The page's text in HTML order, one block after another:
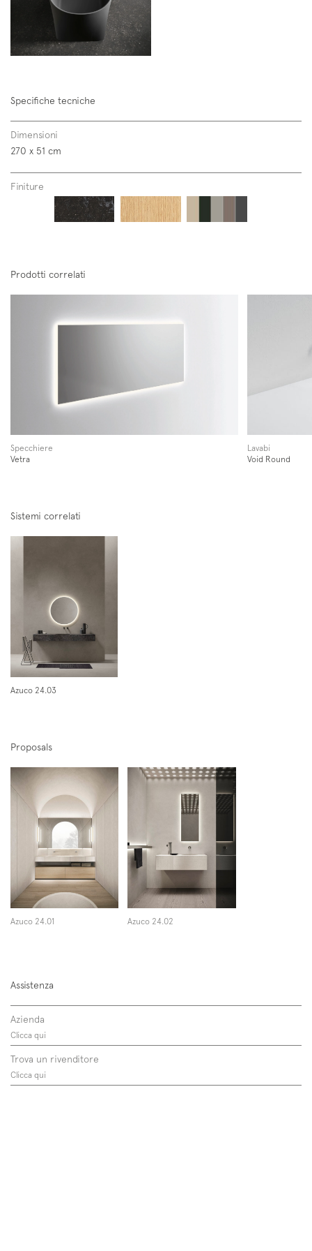
Instagram
Facebook Pinterest
Specifiche tecniche
Dimensioni
270 x 51 cm
Finiture
Prodotti correlati
Specchiere
Vetra
Lavabi
Void Round
Sistemi correlati
Azuco 24.03
Proposals
Azuco 24.01 Azuco 24.02
Assistenza
Azienda
Clicca qui
Trova un rivenditore
Clicca qui